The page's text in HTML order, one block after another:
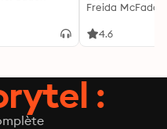
découvrez les
Freida
4.6
: